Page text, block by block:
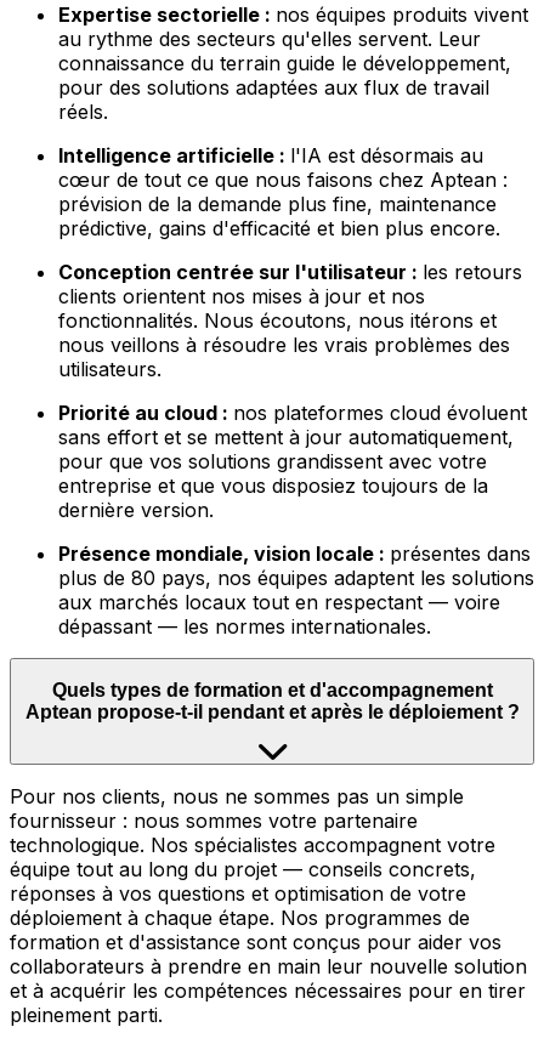
Expertise sectorielle : nos équipes produits vivent
au rythme des secteurs qu'elles servent. Leur
connaissance du terrain guide le développement,
pour des solutions adaptées aux flux de travail
réels.
Intelligence artificielle : l'IA est désormais au
cœur de tout ce que nous faisons chez Aptean :
prévision de la demande plus fine, maintenance
prédictive, gains d'efficacité et bien plus encore.
Conception centrée sur l'utilisateur : les retours
clients orientent nos mises à jour et nos
fonctionnalités. Nous écoutons, nous itérons et
nous veillons à résoudre les vrais problèmes des
utilisateurs.
Priorité au cloud : nos plateformes cloud évoluent
sans effort et se mettent à jour automatiquement,
pour que vos solutions grandissent avec votre
entreprise et que vous disposiez toujours de la
dernière version.
Présence mondiale, vision locale : présentes dans
plus de 80 pays, nos équipes adaptent les solutions
aux marchés locaux tout en respectant — voire
dépassant — les normes internationales.
Quels types de formation et d'accompagnement
Aptean propose-t-il pendant et après le déploiement ?
Pour nos clients, nous ne sommes pas un simple
fournisseur : nous sommes votre partenaire
technologique. Nos spécialistes accompagnent votre
équipe tout au long du projet — conseils concrets,
réponses à vos questions et optimisation de votre
déploiement à chaque étape. Nos programmes de
formation et d'assistance sont conçus pour aider vos
collaborateurs à prendre en main leur nouvelle solution
et à acquérir les compétences nécessaires pour en tirer
pleinement parti.